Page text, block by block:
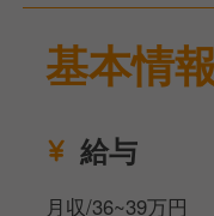
これまで店舗のお
届ける事が出来な
フランチャイズ本
全国の皆様に届ける
FC本部としてスタ
社員の更なる成長の
生みだしていきます
基本情報
給与
月収/36~39万円